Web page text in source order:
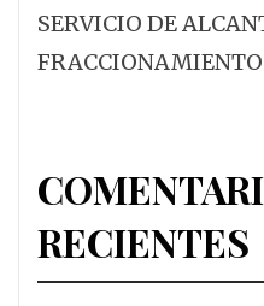
SERVICIO DE
RECIENTES